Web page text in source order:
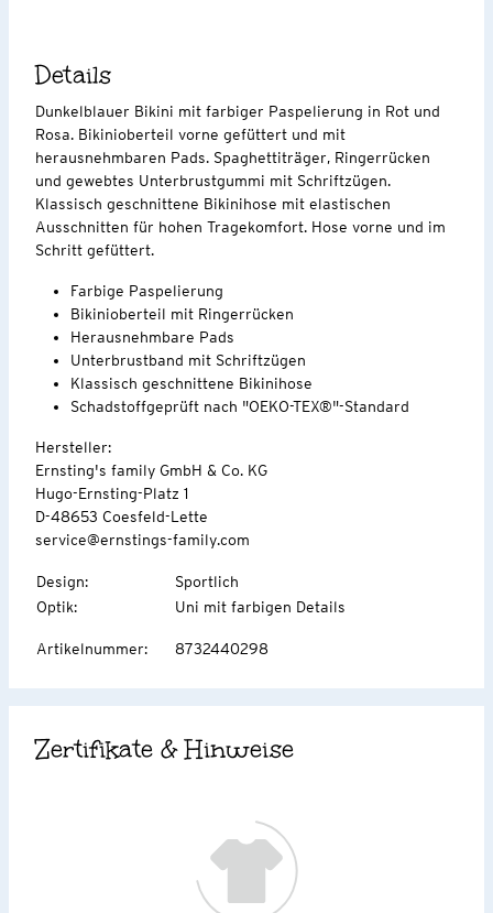
Details
Dunkelblauer Bikini mit farbiger Paspelierung in Rot und
Rosa. Bikinioberteil vorne gefüttert und mit
herausnehmbaren Pads. Spaghettiträger, Ringerrücken
und gewebtes Unterbrustgummi mit Schriftzügen.
Klassisch geschnittene Bikinihose mit elastischen
Ausschnitten für hohen Tragekomfort. Hose vorne und im
Schritt gefüttert.
Farbige Paspelierung
Bikinioberteil mit Ringerrücken
Herausnehmbare Pads
Unterbrustband mit Schriftzügen
Klassisch geschnittene Bikinihose
Schadstoffgeprüft nach "OEKO-TEX®"-Standard
Hersteller:
Ernsting's family GmbH & Co. KG
Hugo-Ernsting-Platz 1
D-48653 Coesfeld-Lette
service@ernstings-family.com
Design:
Sportlich
Optik: Uni mit farbigen Details
Artikelnummer: 8732440298
Zertifikate & Hinweise